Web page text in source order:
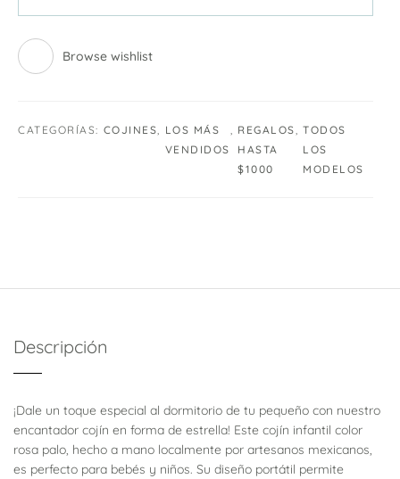
Browse wishlist
CATEGORÍAS: COJINES
LOS MÁS
VENDIDOS
REGALOS
HASTA
$1000
TODOS
LOS
MODELOS
Descripción
¡Dale un toque especial al dormitorio de tu pequeño con nuestro
encantador cojín en forma de estrella! Este cojín infantil color
rosa palo, hecho a mano localmente por artesanos mexicanos,
es perfecto para bebés y niños. Su diseño portátil permite